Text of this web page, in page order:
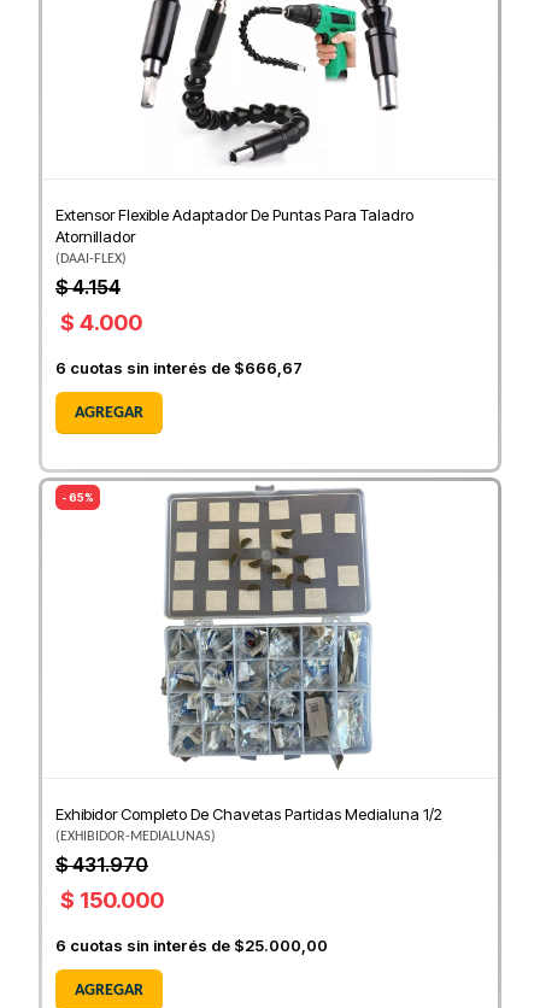
Extensor Flexible Adaptador De Puntas Para Taladro
Atornillador
(DAAI-FLEX)
$ 4.154
$ 4.000
6 cuotas sin interés de $666,67
AGREGAR
- 65%
Exhibidor Completo De Chavetas Partidas Medialuna 1/2
(EXHIBIDOR-MEDIALUNAS)
$ 431.970
$ 150.000
6 cuotas sin interés de $25.000,00
AGREGAR